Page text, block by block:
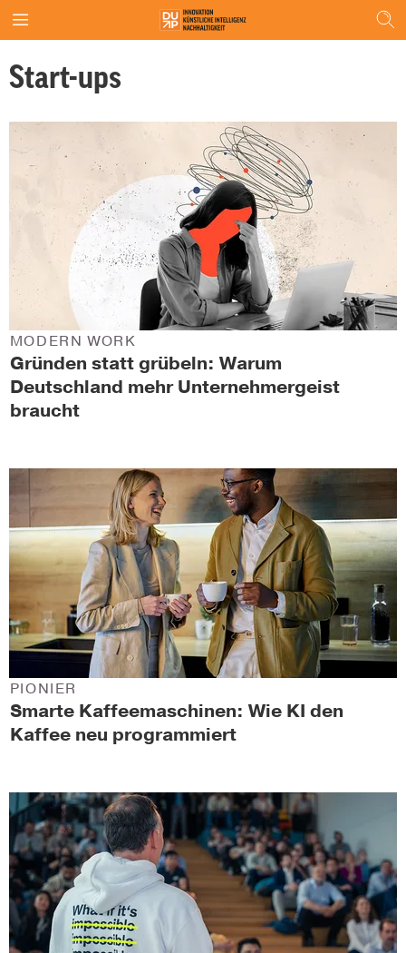
Start-ups
Gründen statt grübeln: Warum
Deutschland mehr Unternehmergeist
braucht
MODERN WORK
Smarte Kaffeemaschinen: Wie KI den
Kaffee neu programmiert
PIONIER